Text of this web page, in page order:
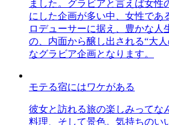
ました。グラビアと言えば女性
にした企画が多い中、女性であ
ロデューサーに据え、豊かな人
の、内面から醸し出される“大
なグラビア企画となります。
モテる宿にはワケがある
彼女と訪れる旅の楽しみって
料理、そして景色。気持ちのい